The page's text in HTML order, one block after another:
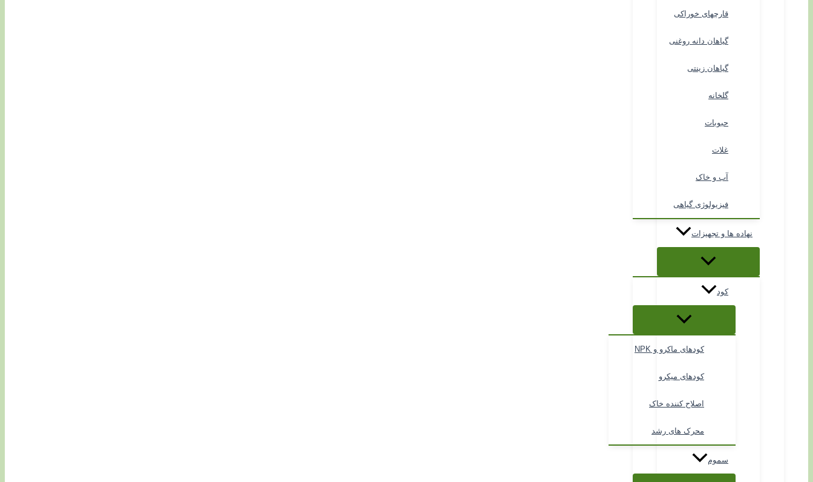
قارچهای خوراکی
گیاهان دانه روغنی
گیاهان زینتی
گلخانه
حبوبات
غلات
آب و خاک
فیزیولوژی گیاهی
نهاده ها و تجهیزات
کود
کودهای ماکرو و NPK
کودهای میکرو
اصلاح کننده خاک
محرک های رشد
سموم